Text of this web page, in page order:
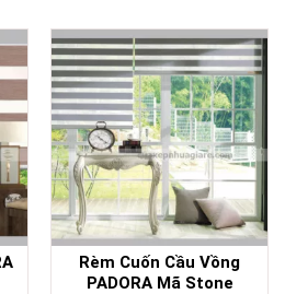
Rèm Cuốn Cầu Vồng
PADORA Mã Stone